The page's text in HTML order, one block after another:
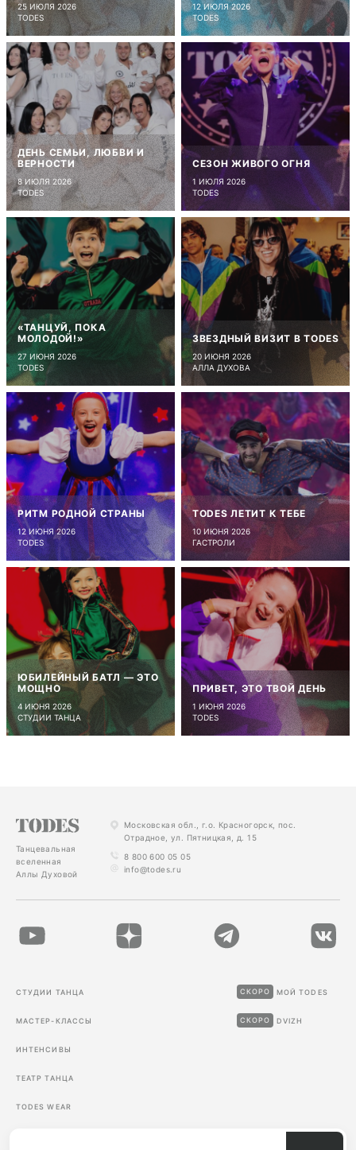
25 ИЮЛЯ 2026
TODES
12 ИЮЛЯ 2026
TODES
ДЕНЬ СЕМЬИ, ЛЮБВИ И
ВЕРНОСТИ
8 ИЮЛЯ 2026
TODES
СЕЗОН ЖИВОГО ОГНЯ
1 ИЮЛЯ 2026
TODES
«ТАНЦУЙ, ПОКА
МОЛОДОЙ!»
27 ИЮНЯ 2026
TODES
ЗВЕЗДНЫЙ ВИЗИТ В TODES
20 ИЮНЯ 2026
АЛЛА ДУХОВА
РИТМ РОДНОЙ СТРАНЫ
12 ИЮНЯ 2026
TODES
TODES ЛЕТИТ К ТЕБЕ
10 ИЮНЯ 2026
ГАСТРОЛИ
ЮБИЛЕЙНЫЙ БАТЛ — ЭТО
МОЩНО
4 ИЮНЯ 2026
СТУДИИ ТАНЦА
ПРИВЕТ, ЭТО ТВОЙ ДЕНЬ
1 ИЮНЯ 2026
TODES
Танцевальная
вселенная
Аллы Духовой
Московская обл., г.о. Красногорск, пос.
Отрадное, ул. Пятницкая, д. 15
8 800 600 05 05
info@todes.ru
СТУДИИ ТАНЦА
МАСТЕР-КЛАССЫ
ИНТЕНСИВЫ
ТЕАТР ТАНЦА
TODES WEAR
СКОРО МОЙ TODES
СКОРО DVIZH